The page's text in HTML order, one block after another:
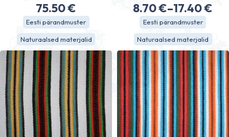
75.50€
Eesti pärandmuster
Naturaalsed materjalid
8.70€–17.40€
Price
range:
8.70 €
through
17.40 €
Eesti pärandmuster
Naturaalsed materjalid